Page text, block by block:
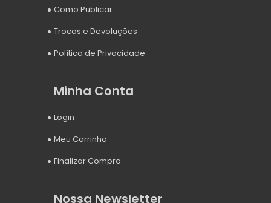
Como Publicar
Trocas e Devoluções
Política de Privacidade
Minha Conta
Login
Meu Carrinho
Finalizar Compra
Nossa Newsletter